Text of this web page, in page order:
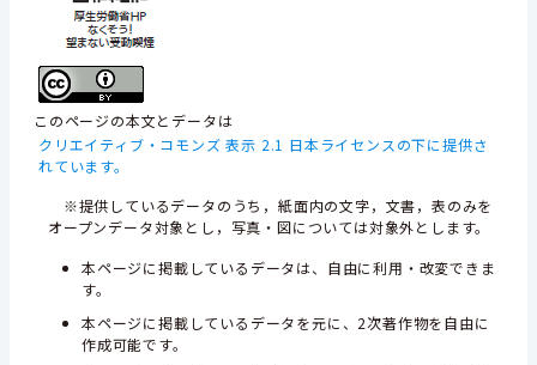
このページの本文とデータは
クリエイティブ・コモンズ 表示 2.1 日本ライセンスの下に提供さ
れています。
※提供しているデータのうち，紙面内の文字，文書，表のみを
オープンデータ対象とし，写真・図については対象外とします。
本ページに掲載しているデータは、自由に利用・改変できま
す。
本ページに掲載しているデータを元に、2次著作物を自由に
作成可能です。